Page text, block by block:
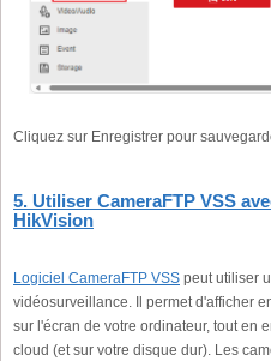
Cliquez sur Enregistrer pour
5. Utiliser CameraFTP VSS
HikVision
Logiciel CameraFTP VSS peut utiliser
vidéosurveillance. Il permet d'afficher
sur l'écran de votre ordinateur, tout en
cloud (et sur votre disque dur). Les